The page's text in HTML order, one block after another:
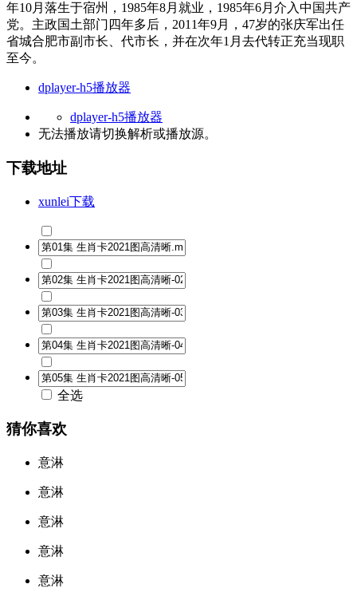
年10月落生于宿州，1985年8月就业，1985年6月介入中国共产
党。主政国土部门四年多后，2011年9月，47岁的张庆军出任
省城合肥市副市长、代市长，并在次年1月去代转正充当现职
至今。
dplayer-h5播放器
dplayer-h5播放器
无法播放请切换解析或播放源。
下载地址
xunlei下载
全选
猜你喜欢
意淋
意淋
意淋
意淋
意淋